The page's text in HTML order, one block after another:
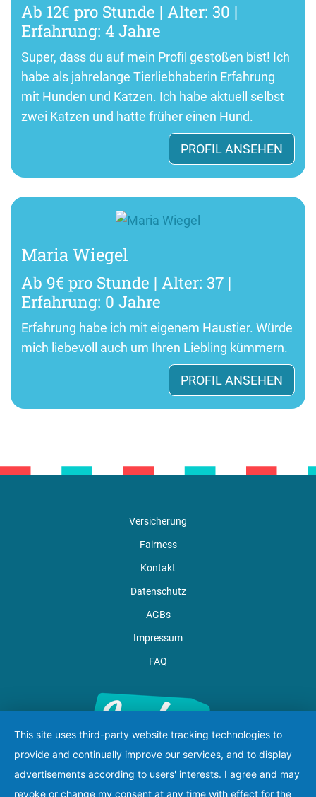
Ab 12€ pro Stunde | Alter: 30 |
Erfahrung: 4 Jahre
Super, dass du auf mein Profil gestoßen bist! Ich
habe als jahrelange Tierliebhaberin Erfahrung
mit Hunden und Katzen. Ich habe aktuell selbst
zwei Katzen und hatte früher einen Hund.
PROFIL ANSEHEN
Maria Wiegel
Ab 9€ pro Stunde | Alter: 37 |
Erfahrung: 0 Jahre
Erfahrung habe ich mit eigenem Haustier. Würde
mich liebevoll auch um Ihren Liebling kümmern.
PROFIL ANSEHEN
Versicherung
Fairness
Kontakt
Datenschutz
AGBs
Impressum
FAQ
This site uses third-party website tracking technologies to
provide and continually improve our services, and to display
advertisements according to users' interests. I agree and may
revoke or change my consent at any time with effect for the